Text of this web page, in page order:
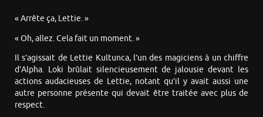
« Arrête ça, Lettie. »
« Oh, allez. Cela fait un moment. »
Il s’agissait de Lettie Kultunca, l’un des magiciens à un chiffre
d’Alpha. Loki brûlait silencieusement de jalousie devant les
actions audacieuses de Lettie, notant qu’il y avait aussi une
autre personne présente qui devait être traitée avec plus de
respect.